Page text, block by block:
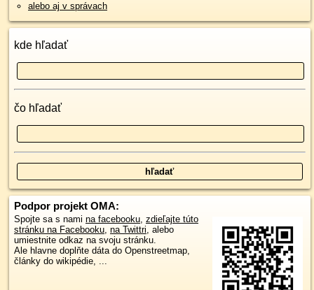
alebo aj v správach
kde hľadať
čo hľadať
Podpor projekt OMA:
Spojte sa s nami na facebooku, zdieľajte túto
stránku na Facebooku, na Twittri, alebo
umiestnite odkaz na svoju stránku.
Ale hlavne doplňte dáta do Openstreetmap,
články do wikipédie, ...